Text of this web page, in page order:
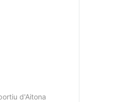
d'Aitona